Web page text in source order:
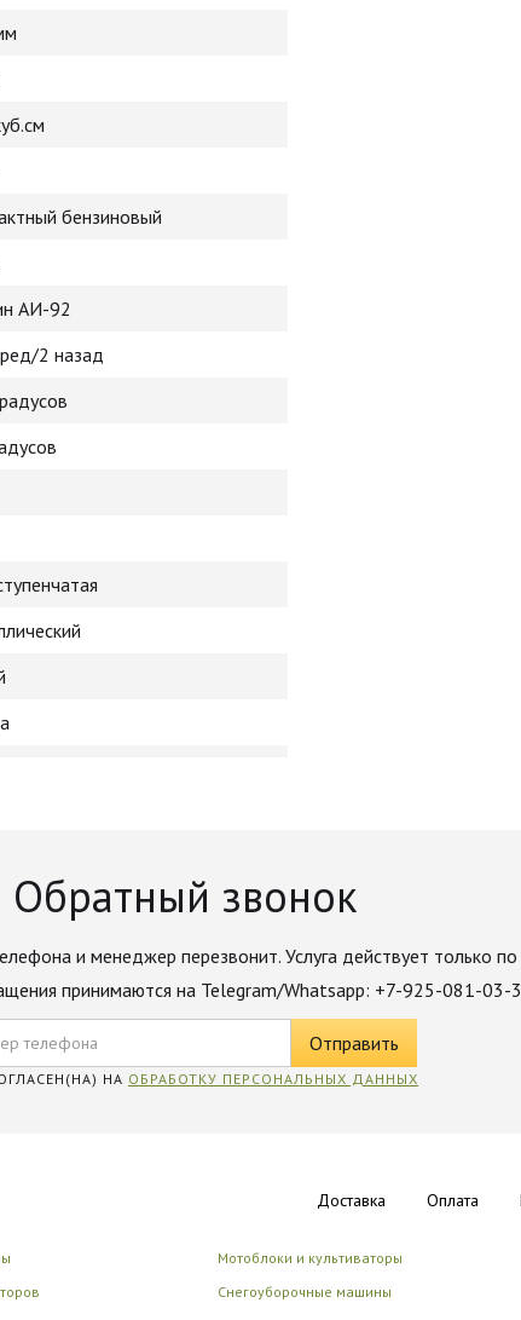
бензиновый
АИ-92
2 назад
Обратный звонок
и менеджер перезвонит. Услуга действует только
принимаются на Telegram/Whatsapp: +7-925-081-03-
НА ОБРАБОТКУ ПЕРСОНАЛЬНЫХ ДАННЫХ
Доставка Оплата
Мотоблоки и культиваторы
Снегоуборочные машины